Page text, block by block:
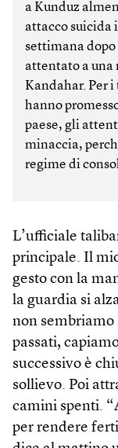
a Kunduz
attacco suicida
settimana dopo
attentato a una
Kandahar. Per
hanno
paese, gli
minaccia,
regime di
L’ufficiale
principale. Il
gesto con la
la guardia si
non sembriamo
passati,
successivo è
sollievo. Poi
camini spenti.
per rendere